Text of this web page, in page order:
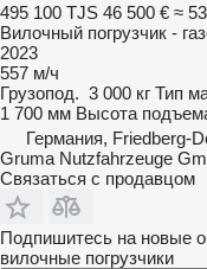
495 100 TJS 46 500 € ≈
Вилочный погрузчик -
2023
557 м/ч
Грузопод. 3 000 кг Тип
1 700 мм Высота
Германия, Friedberg-
Gruma Nutzfahrzeuge
Связаться с продавцом
Подпишитесь на новые
вилочные погрузчики